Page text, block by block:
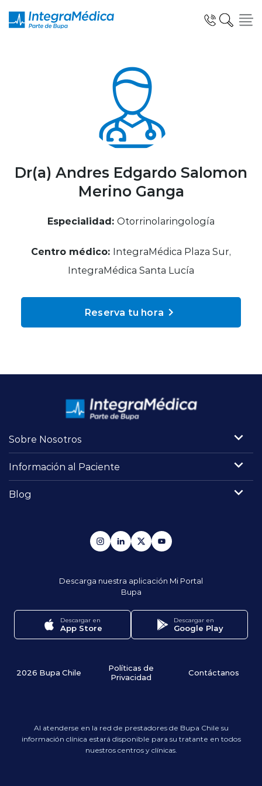
Especialidades y Servicios
Telemedicina Blua
Clínicas Dentales
Planes y Convenios
Pacientes Fonasa
Dr(a) Andres Edgardo Salomon
Merino Ganga
Especialidad: Otorrinolaringología
Centro médico: IntegraMédica Plaza Sur,
IntegraMédica Santa Lucía
Reserva tu hora
Sobre Nosotros
Información al Paciente
Blog
Descarga nuestra aplicación Mi Portal
Bupa
Descargar en
App Store
Descargar en
Google Play
2026 Bupa Chile
Políticas de
Privacidad
Contáctanos
Al atenderse en la red de prestadores de Bupa Chile su
información clínica estará disponible para su tratante en todos
nuestros centros y clínicas.